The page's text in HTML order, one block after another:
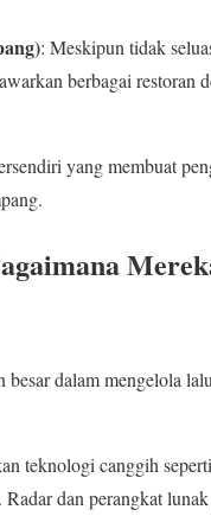
: Meskipun tidak
berbagai restoran
yang membuat
dalam mengelola
teknologi canggih
dan perangkat